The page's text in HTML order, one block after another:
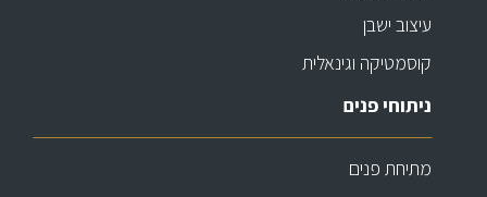
עיצוב ישבן
קוסמטיקה וגינאלית
ניתוחי פנים
מתיחת פנים